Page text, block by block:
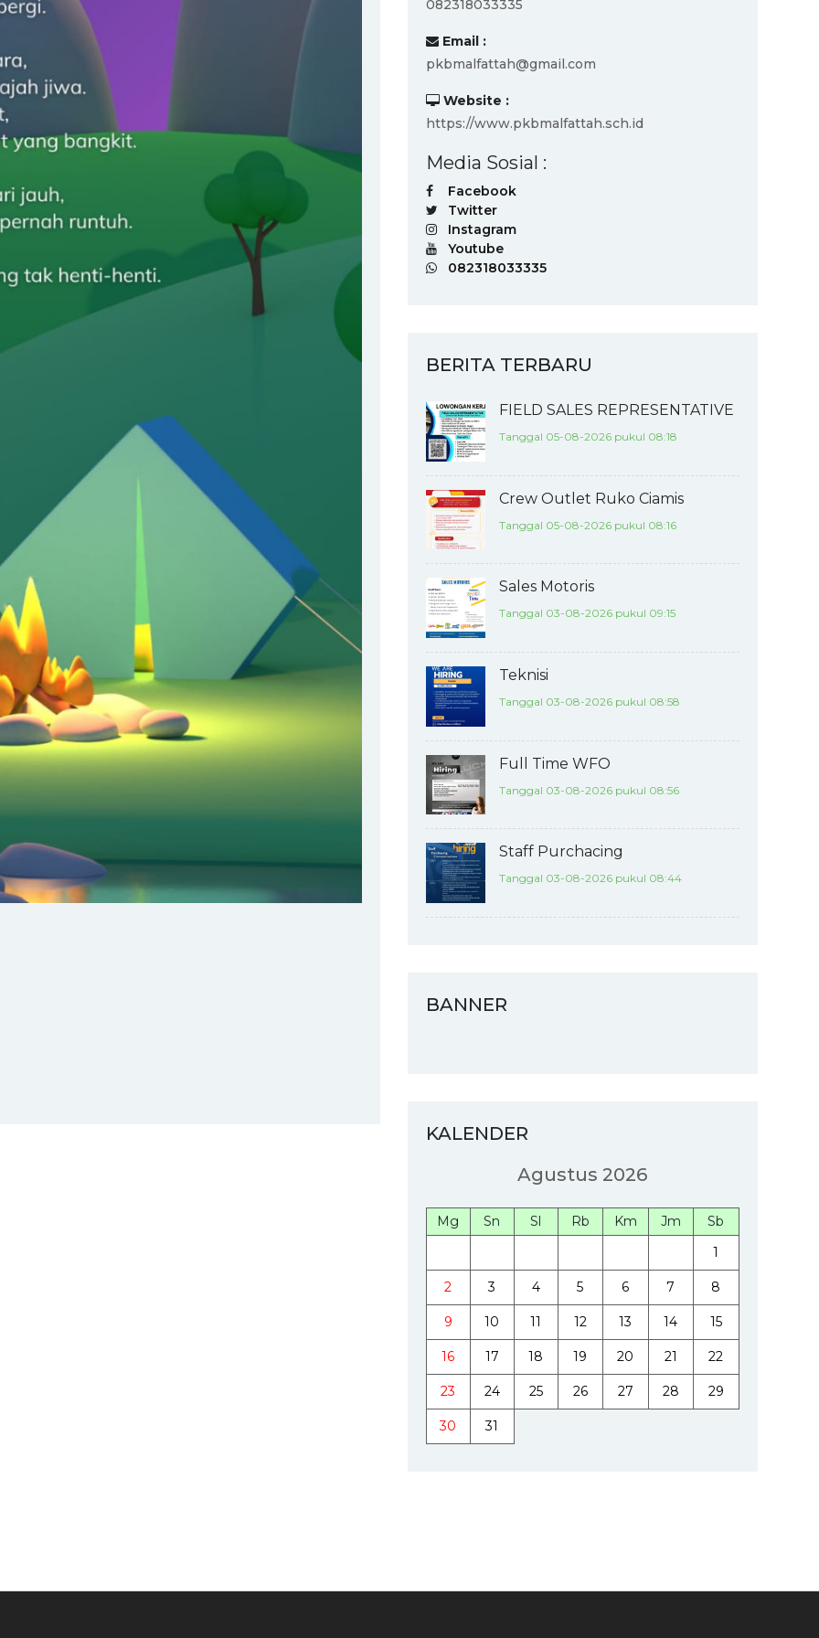
082318033335
Email :
pkbmalfattah@gmail.com
Website :
https://www.pkbmalfattah.sch.id
Media Sosial :
Facebook
Twitter
Instagram
Youtube
082318033335
BERITA TERBARU
FIELD SALES REPRESENTATIVE
Tanggal 05-08-2026 pukul 08:18
Crew Outlet Ruko Ciamis
Tanggal 05-08-2026 pukul 08:16
Sales Motoris
Tanggal 03-08-2026 pukul 09:15
Teknisi
Tanggal 03-08-2026 pukul 08:58
Full Time WFO
Tanggal 03-08-2026 pukul 08:56
Staff Purchacing
Tanggal 03-08-2026 pukul 08:44
BANNER
KALENDER
Agustus 2026
Mg Sn Sl Rb Km Jm
Sb
1
2 3 4 5 6 7 8
9 10 11 12 13 14 15
16 17 18 19 20 21 22
23 24 25 26 27 28 29
30 31